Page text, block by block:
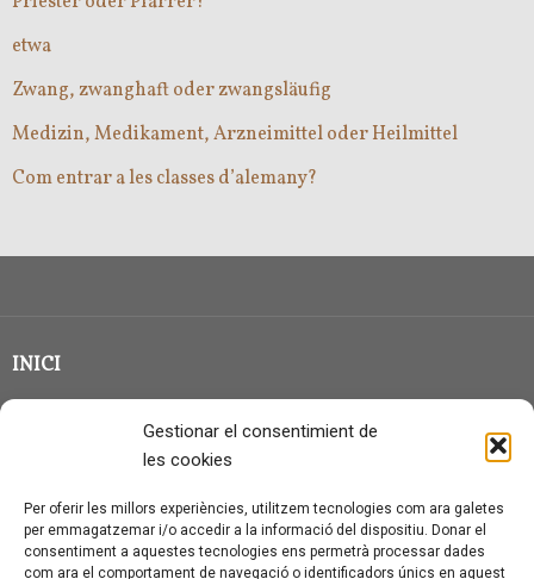
Gestionar el consentimient de
les cookies
Per oferir les millors experiències, utilitzem tecnologies com ara galetes
per emmagatzemar i/o accedir a la informació del dispositiu. Donar el
consentiment a aquestes tecnologies ens permetrà processar dades
com ara el comportament de navegació o identificadors únics en aquest
etwa
Zwang, zwanghaft oder zwangsläufig
Medizin, Medikament, Arzneimittel oder Heilmittel
Com entrar a les classes d’alemany?
INICI
CLASSE EN GRUP
QUI SOC?
CONTACTE